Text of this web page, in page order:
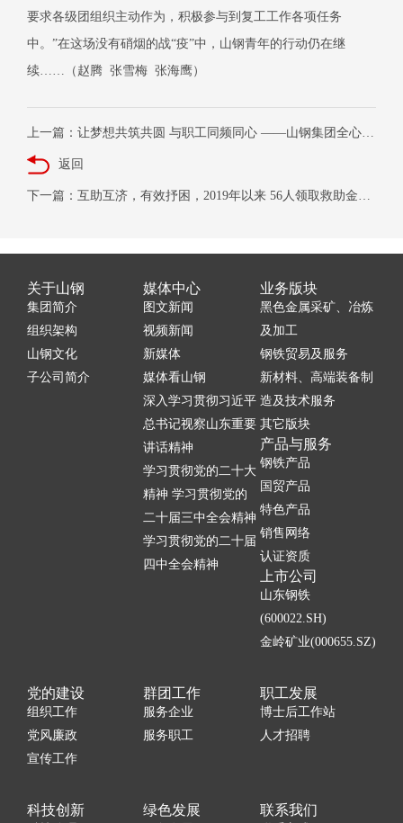
要求各级团组织主动作为，积极参与到复工工作各项任务
中。”在这场没有硝烟的战“疫”中，山钢青年的行动仍在继
续……（赵腾 张雪梅 张海鹰）
上一篇：让梦想共筑共圆 与职工同频同心 ——山钢集团全心全意依靠职工办企业
返回
下一篇：互助互济，有效抒困，2019年以来 56人领取救助金32万元 山钢集团职工保障普惠体系初步形成
关于山钢
集团简介
组织架构
山钢文化
子公司简介
媒体中心
图文新闻
视频新闻
新媒体
媒体看山钢
深入学习贯彻习近平
总书记视察山东重要
讲话精神
学习贯彻党的二十大
精神 学习贯彻党的
二十届三中全会精神
学习贯彻党的二十届
四中全会精神
业务版块
黑色金属采矿、冶炼
及加工
钢铁贸易及服务
新材料、高端装备制
造及技术服务
其它版块
产品与服务
钢铁产品
国贸产品
特色产品
销售网络
认证资质
上市公司
山东钢铁
(600022.SH)
金岭矿业(000655.SZ)
党的建设
组织工作
党风廉政
宣传工作
群团工作
服务企业
服务职工
职工发展
博士后工作站
人才招聘
科技创新 绿色发展 联系我们